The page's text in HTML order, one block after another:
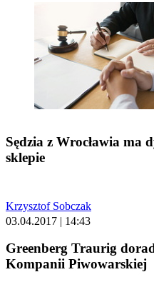
Sędzia z Wrocławia ma
sklepie
Krzysztof Sobczak
03.04.2017 | 14:43
Greenberg Traurig
Kompanii Piwowarskiej